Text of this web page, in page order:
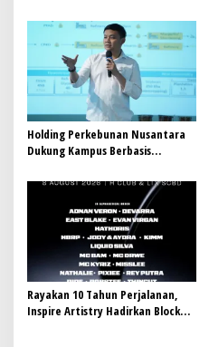
Holding Perkebunan Nusantara
Dukung Kampus Berbasis
Jadi Mahasiswa Angkatan
Pertama Magister ITSI
Rayakan 10 Tahun Perjalanan,
Inspire Artistry Hadirkan Block